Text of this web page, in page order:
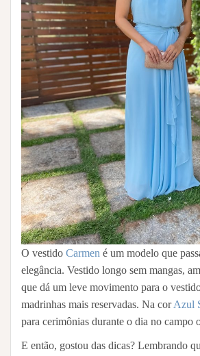
O vestido Carmen é um modelo que
elegância. Vestido longo sem mangas,
que dá um leve movimento para o
madrinhas mais reservadas. Na corAzul
para cerimônias durante o dia no campo
E então, gostou das dicas? Lembrando